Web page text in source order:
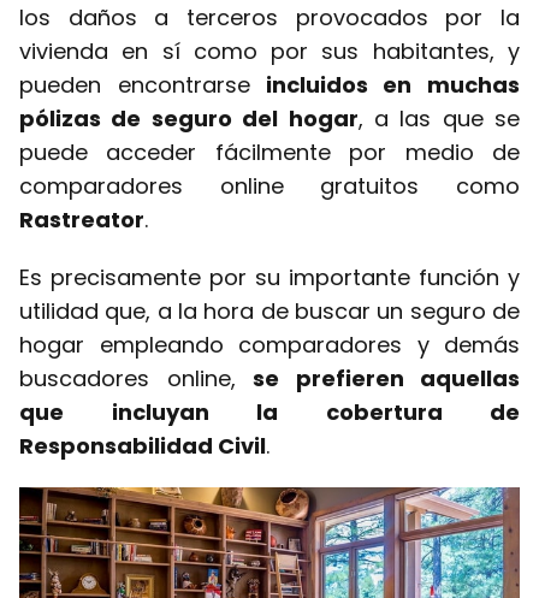
los daños a terceros provocados por la
vivienda en sí como por sus habitantes, y
pueden encontrarseincluidos en muchas
pólizas de seguro del hogar, a las que se
puede acceder fácilmente por medio de
comparadores online gratuitos como
Rastreator.
Es precisamente por su importante función y
utilidad que, a la hora de buscar un seguro de
hogar empleando comparadores y demás
buscadores online, se prefieren aquellas
que incluyan la cobertura de
Responsabilidad Civil.